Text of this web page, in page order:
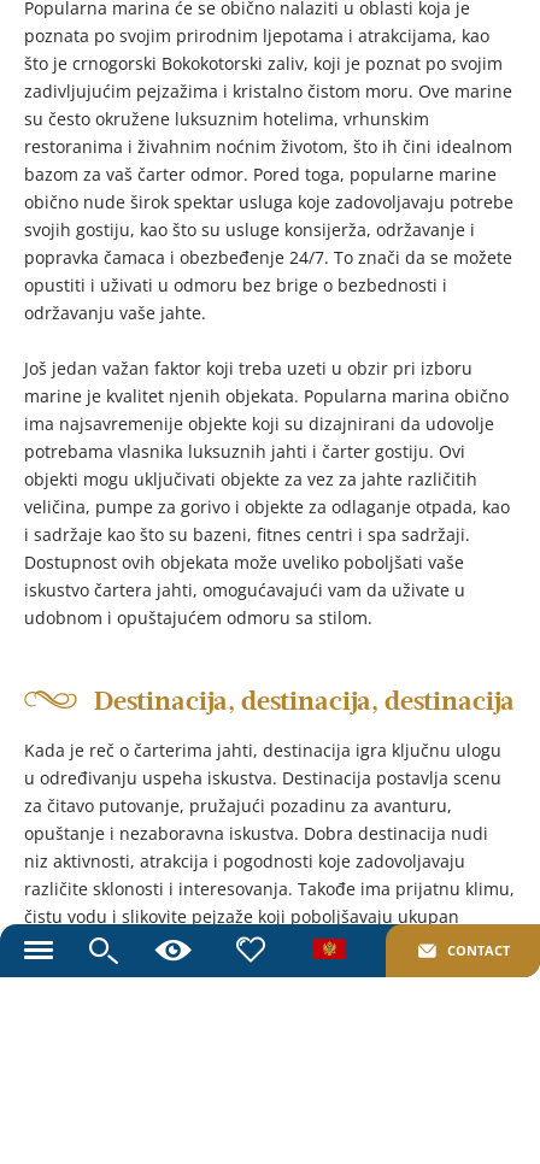
Toggle
navigation
CONTACT
Popularna marina će se obično nalaziti u oblasti koja je
poznata po svojim prirodnim ljepotama i atrakcijama, kao
što je crnogorski Bokokotorski zaliv, koji je poznat po svojim
zadivljujućim pejzažima i kristalno čistom moru. Ove marine
su često okružene luksuznim hotelima, vrhunskim
restoranima i živahnim noćnim životom, što ih čini idealnom
bazom za vaš čarter odmor. Pored toga, popularne marine
obično nude širok spektar usluga koje zadovoljavaju potrebe
svojih gostiju, kao što su usluge konsijerža, održavanje i
popravka čamaca i obezbeđenje 24/7. To znači da se možete
opustiti i uživati u odmoru bez brige o bezbednosti i
održavanju vaše jahte.
Još jedan važan faktor koji treba uzeti u obzir pri izboru
marine je kvalitet njenih objekata. Popularna marina obično
ima najsavremenije objekte koji su dizajnirani da udovolje
potrebama vlasnika luksuznih jahti i čarter gostiju. Ovi
objekti mogu uključivati objekte za vez za jahte različitih
veličina, pumpe za gorivo i objekte za odlaganje otpada, kao
i sadržaje kao što su bazeni, fitnes centri i spa sadržaji.
Dostupnost ovih objekata može uveliko poboljšati vaše
iskustvo čartera jahti, omogućavajući vam da uživate u
udobnom i opuštajućem odmoru sa stilom.
Destinacija, destinacija, destinacija
Kada je reč o čarterima jahti, destinacija igra ključnu ulogu
u određivanju uspeha iskustva. Destinacija postavlja scenu
za čitavo putovanje, pružajući pozadinu za avanturu,
opuštanje i nezaboravna iskustva. Dobra destinacija nudi
niz aktivnosti, atrakcija i pogodnosti koje zadovoljavaju
različite sklonosti i interesovanja. Takođe ima prijatnu klimu,
čistu vodu i slikovite pejzaže koji poboljšavaju ukupan
ambijent putovanja.